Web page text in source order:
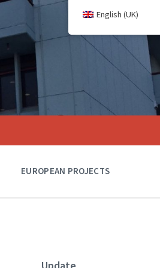
EUROPEAN PROJECTS
English (UK)